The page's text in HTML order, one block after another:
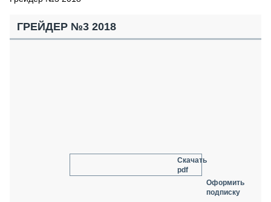
СТАТЬИ ПО КАТЕГОРИЯМ ТЕХНИКИ
ГРЕЙДЕР №3 2018
Скачать
pdf
Оформить
подписку